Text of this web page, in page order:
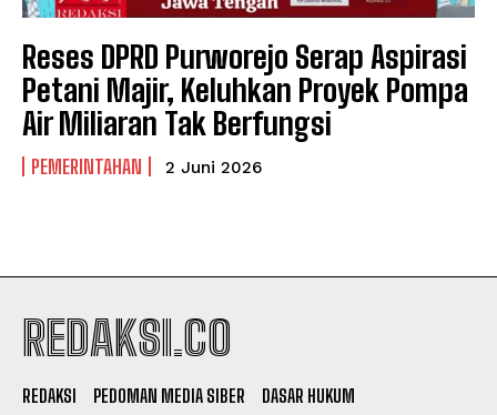
Reses DPRD Purworejo Serap Aspirasi
Petani Majir, Keluhkan Proyek Pompa
Air Miliaran Tak Berfungsi
PEMERINTAHAN 2 Juni 2026
REDAKSI.CO
REDAKSI PEDOMAN MEDIA SIBER
DASAR HUKUM